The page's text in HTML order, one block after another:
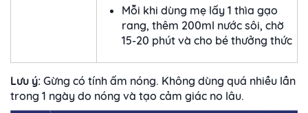
Mỗi khi dùng mẹ lấy 1 thìa gạo
rang, thêm 200ml nước sôi, chờ
15-20 phút và cho bé thưởng thức
Lưu ý: Gừng có tính ấm nóng. Không dùng quá nhiều lần
trong 1 ngày do nóng và tạo cảm giác no lâu.